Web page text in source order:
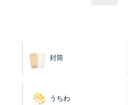
封筒
うちわ